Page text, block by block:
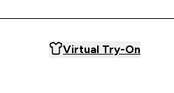
Virtual Try-On